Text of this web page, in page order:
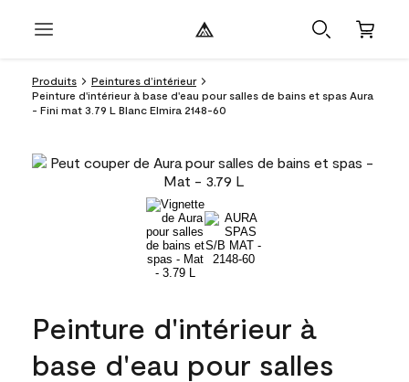
Produits
Peintures d’intérieur
Peinture d'intérieur à base d'eau pour salles de bains et spas Aura
- Fini mat 3.79 L Blanc Elmira 2148-60
Peinture d'intérieur à
base d'eau pour salles